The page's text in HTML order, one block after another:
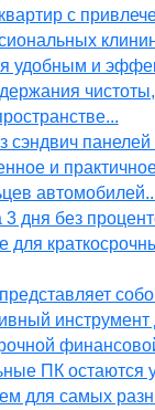
с
удобным и
сэндвич
и
дня без
для
инструмент
ПК остаются
для самых